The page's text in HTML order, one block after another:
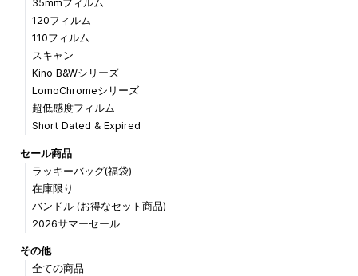
35mmフィルム
120フィルム
110フィルム
スキャン
Kino B&Wシリーズ
LomoChromeシリーズ
超低感度フィルム
Short Dated & Expired
セール商品
ラッキーバッグ(福袋)
在庫限り
バンドル (お得なセット商品)
2026サマーセール
その他
全ての商品